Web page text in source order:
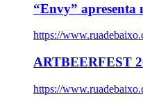
“Envy” apresenta
https://
ARTBEERFEST
https://